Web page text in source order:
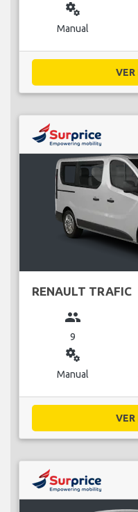
miscellaneous_services
Manual
VER
RENAULT TRAFIC
group
9
miscellaneous_services
Manual
VER